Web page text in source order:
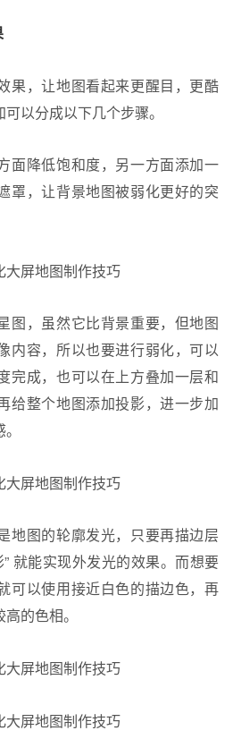
果，让地图看起来更醒目，更酷
以分成以下几个步骤。
面降低饱和度，另一方面添加一
罩，让背景地图被弱化更好的突
图，虽然它比背景重要，但地图
内容，所以也要进行弱化，可以
完成，也可以在上方叠加一层和
给整个地图添加投影，进一步加
地图的轮廓发光，只要再描边层
就能实现外发光的效果。而想要
可以使用接近白色的描边色，再
的色相。